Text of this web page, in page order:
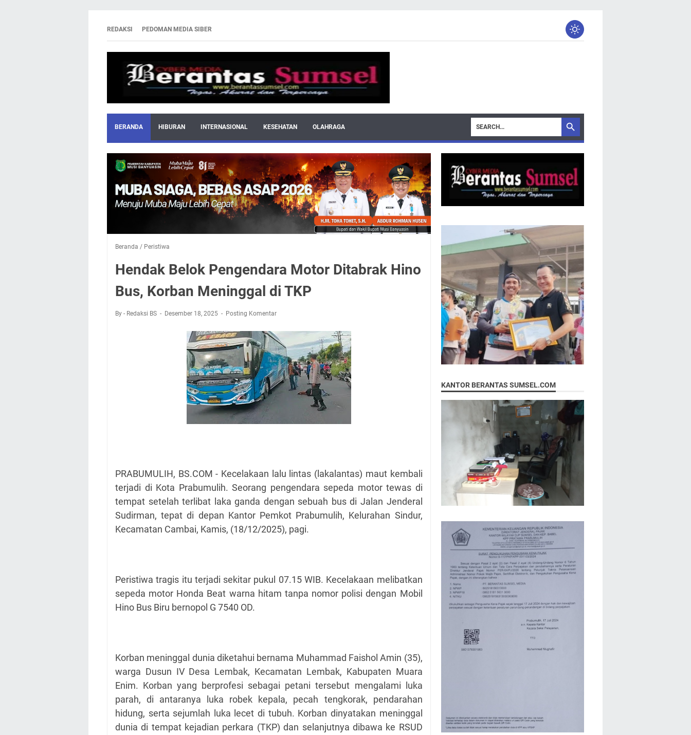
REDAKSI PEDOMAN MEDIA SIBER
BERANDA HIBURAN INTERNASIONAL KESEHATAN OLAHRAGA
Beranda / Peristiwa
Hendak Belok Pengendara Motor Ditabrak Hino
Bus, Korban Meninggal di TKP
By - Redaksi BS Desember 18, 2025 Posting Komentar
PRABUMULIH, BS.COM - Kecelakaan lalu lintas (lakalantas) maut kembali
terjadi di Kota Prabumulih. Seorang pengendara sepeda motor tewas di
tempat setelah terlibat laka ganda dengan sebuah bus di Jalan Jenderal
Sudirman, tepat di depan Kantor Pemkot Prabumulih, Kelurahan Sindur,
Kecamatan Cambai, Kamis, (18/12/2025), pagi.
Peristiwa tragis itu terjadi sekitar pukul 07.15 WIB. Kecelakaan melibatkan
sepeda motor Honda Beat warna hitam tanpa nomor polisi dengan Mobil
Hino Bus Biru bernopol G 7540 OD.
Korban meninggal dunia diketahui bernama Muhammad Faishol Amin (35),
warga Dusun IV Desa Lembak, Kecamatan Lembak, Kabupaten Muara
Enim. Korban yang berprofesi sebagai petani tersebut mengalami luka
parah, di antaranya luka robek kepala, pecah tengkorak, pendarahan
hidung, serta sejumlah luka lecet di tubuh. Korban dinyatakan meninggal
dunia di tempat kejadian perkara (TKP) dan selanjutnya dibawa ke RSUD
KANTOR BERANTAS SUMSEL.COM